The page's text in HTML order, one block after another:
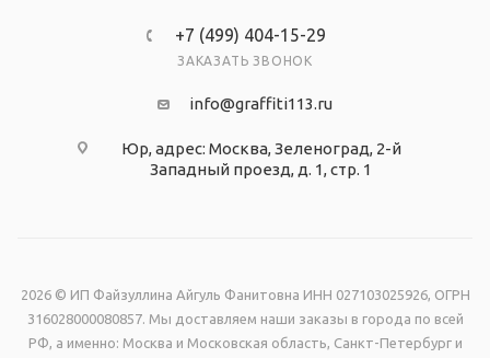
+7 (499) 404-15-29
ЗАКАЗАТЬ ЗВОНОК
info@graffiti113.ru
Юр, адрес: Москва, Зеленоград, 2-й
Западный проезд, д. 1, стр. 1
2026 © ИП Файзуллина Айгуль Фанитовна ИНН 027103025926, ОГРН
316028000080857. Мы доставляем наши заказы в города по всей
РФ, а именно: Москва и Московская область, Санкт-Петербург и